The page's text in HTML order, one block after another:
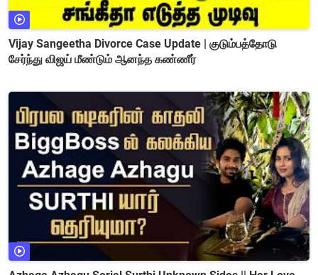
Vijay Sangeetha Divorce Case Update | குடும்பத்தோடு
சேர்ந்து விஜய் மீண்டும் ஆனந்த கண்ணீர்